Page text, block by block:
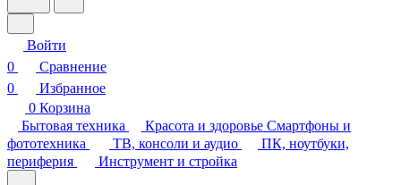
Войти
0
Сравнение
0
Избранное
0 Корзина
Бытовая техника
Красота и здоровье Смартфоны и
фототехника
ТВ, консоли и аудио
ПК, ноутбуки,
периферия
Инструмент и стройка